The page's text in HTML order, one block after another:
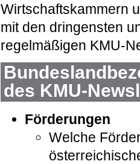
Wirtschaftskammern
mit den dringensten
regelmäßigen KMU-
des KMU-
Förderungen
Welche